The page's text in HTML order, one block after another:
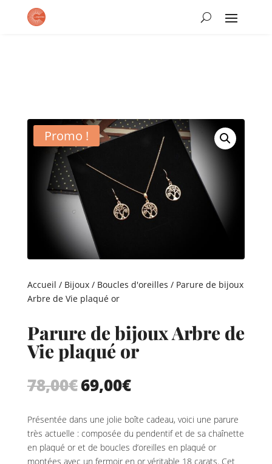
Promo !
Accueil / Bijoux/ Boucles d'oreilles / Parure de bijoux
Arbre de Vie plaqué or
Parure de bijoux Arbre de
Vie plaqué or
78,00€ Le
était :
78,00€.
69,00€Le
est :
69,00€.
Présentée dans une jolie boîte cadeau, voici une parure
très actuelle : composée du pendentif et de sa chaînette
en plaqué or et de boucles d’oreilles en plaqué or
montées avec un fermoir en or véritable 18 carats. Cet